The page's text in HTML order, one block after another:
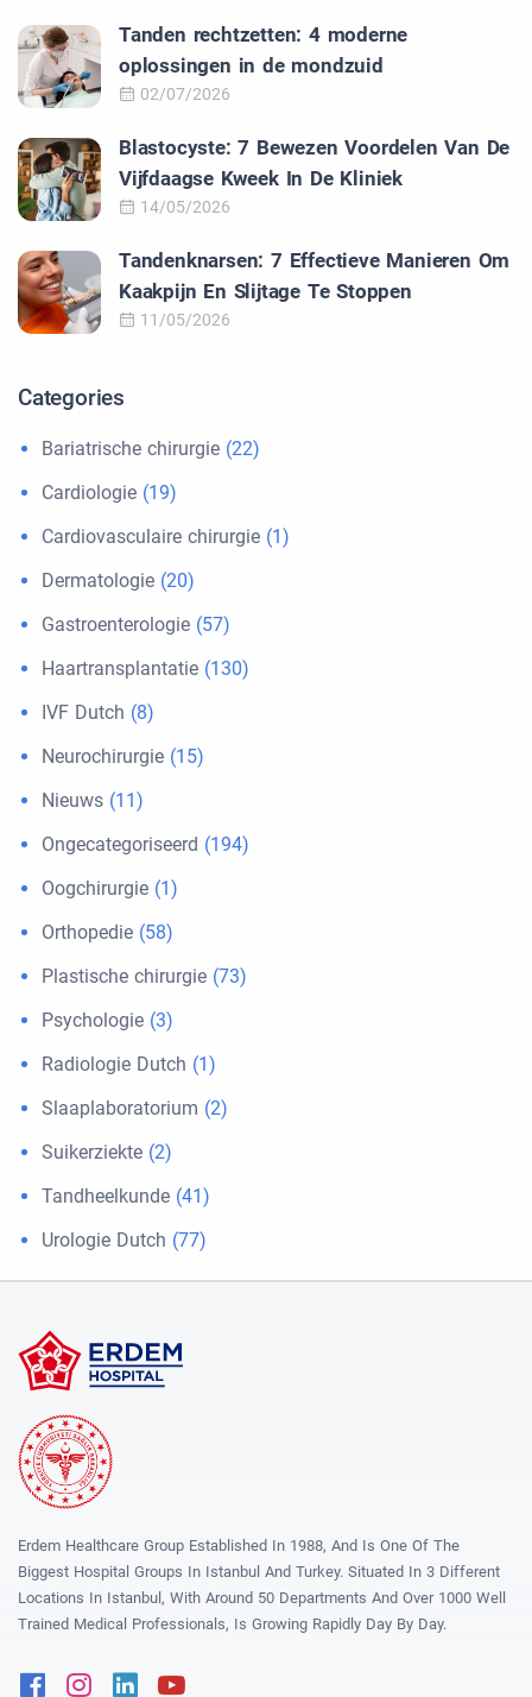
Tanden rechtzetten: 4 moderne
oplossingen in de mondzuid
02/07/2026
Blastocyste: 7 Bewezen Voordelen Van De
Vijfdaagse Kweek In De Kliniek
14/05/2026
Tandenknarsen: 7 Effectieve Manieren Om
Kaakpijn En Slijtage Te Stoppen
11/05/2026
Categories
Bariatrische chirurgie (22)
Cardiologie (19)
Cardiovasculaire chirurgie (1)
Dermatologie (20)
Gastroenterologie (57)
Haartransplantatie (130)
IVF Dutch (8)
Neurochirurgie (15)
Nieuws (11)
Ongecategoriseerd (194)
Oogchirurgie (1)
Orthopedie (58)
Plastische chirurgie (73)
Psychologie (3)
Radiologie Dutch (1)
Slaaplaboratorium (2)
Suikerziekte (2)
Tandheelkunde (41)
Urologie Dutch (77)
Erdem Healthcare Group Established In 1988, And Is One Of The
Biggest Hospital Groups In Istanbul And Turkey. Situated In 3 Different
Locations In Istanbul, With Around 50 Departments And Over 1000 Well
Trained Medical Professionals, Is Growing Rapidly Day By Day.
FacebookInstagram
Linkedin